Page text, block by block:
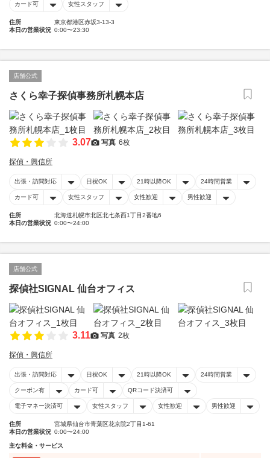
カード可 女性スタッフ
住所
東京都港区赤坂3-13-3
本日の営業状況 0:00〜23:30
店舗公式
さくら幸子探偵事務所札幌本店
3.07 写真 6枚
探偵・興信所
出張・訪問対応 日祝OK 21時以降OK 24時間営業
カード可 女性スタッフ 女性歓迎 男性歓迎
住所
北海道札幌市北区北七条西1丁目2番地6
本日の営業状況 0:00〜24:00
店舗公式
探偵社SIGNAL 仙台オフィス
3.11 写真 2枚
探偵・興信所
出張・訪問対応 日祝OK 21時以降OK 24時間営業
クーポン有 カード可 QRコード決済可
電子マネー決済可 女性スタッフ 女性歓迎 男性歓迎
住所
宮城県仙台市青葉区花京院2丁目1-61
本日の営業状況 0:00〜24:00
主な料金・サービス